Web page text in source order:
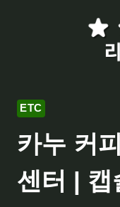
ETC
카누 커
센터 | 캡